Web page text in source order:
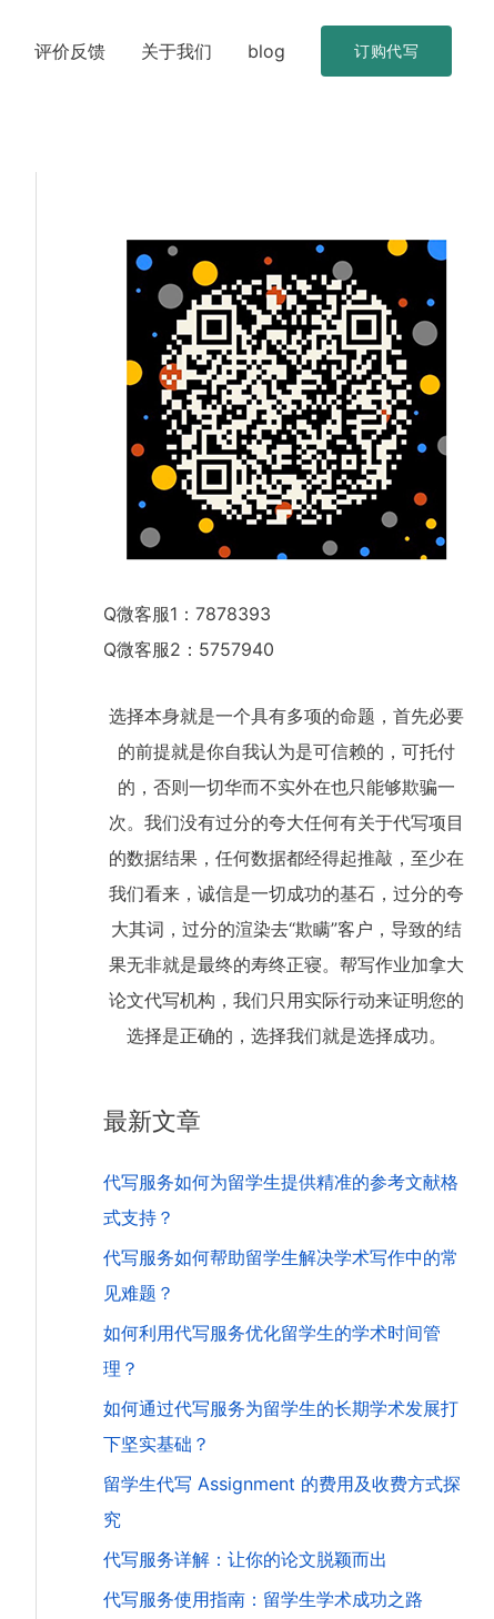
评价反馈 关于我们 blog 订购代写
Q微客服1：7878393
Q微客服2：5757940
选择本身就是一个具有多项的命题，首先必要
的前提就是你自我认为是可信赖的，可托付
的，否则一切华而不实外在也只能够欺骗一
次。我们没有过分的夸大任何有关于代写项目
的数据结果，任何数据都经得起推敲，至少在
我们看来，诚信是一切成功的基石，过分的夸
大其词，过分的渲染去“欺瞒”客户，导致的结
果无非就是最终的寿终正寝。帮写作业加拿大
论文代写机构，我们只用实际行动来证明您的
选择是正确的，选择我们就是选择成功。
最新文章
代写服务如何为留学生提供精准的参考文献格
式支持？
代写服务如何帮助留学生解决学术写作中的常
见难题？
如何利用代写服务优化留学生的学术时间管
理？
如何通过代写服务为留学生的长期学术发展打
下坚实基础？
留学生代写 Assignment 的费用及收费方式探
究
代写服务详解：让你的论文脱颖而出
代写服务使用指南：留学生学术成功之路